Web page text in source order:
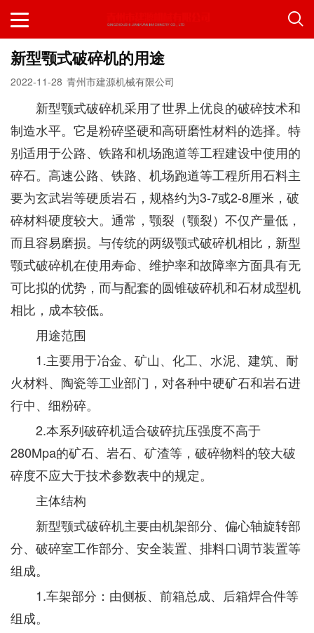
新型颚式破碎机的用途
2022-11-28 青州市建源机械有限公司
新型颚式破碎机采用了世界上优良的破碎技术和
制造水平。它是粉碎坚硬和高研磨性材料的选择。特
别适用于公路、铁路和机场跑道等工程建设中使用的
碎石。高速公路、铁路、机场跑道等工程所用石料主
要为玄武岩等硬质岩石，规格约为3-7或2-8厘米，破
碎材料硬度较大。通常，颚裂（颚裂）不仅产量低，
而且容易磨损。与传统的两级颚式破碎机相比，新型
颚式破碎机在使用寿命、维护率和故障率方面具有无
可比拟的优势，而与配套的圆锥破碎机和石材成型机
相比，成本较低。
用途范围
1.主要用于冶金、矿山、化工、水泥、建筑、耐
火材料、陶瓷等工业部门，对各种中硬矿石和岩石进
行中、细粉碎。
2.本系列破碎机适合破碎抗压强度不高于
280Mpa的矿石、岩石、矿渣等，破碎物料的较大破
碎度不应大于技术参数表中的规定。
主体结构
新型颚式破碎机主要由机架部分、偏心轴旋转部
分、破碎室工作部分、安全装置、排料口调节装置等
组成。
1.车架部分：由侧板、前箱总成、后箱焊合件等
组成。